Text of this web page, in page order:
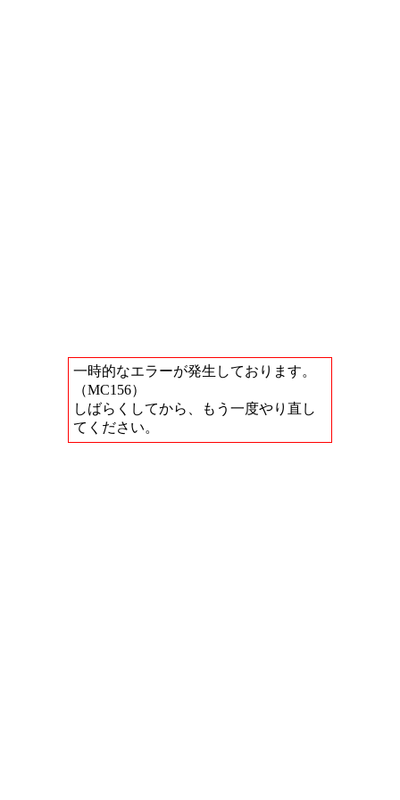
一時的なエラーが発生しております。
（MC156）
しばらくしてから、もう一度やり直し
てください。